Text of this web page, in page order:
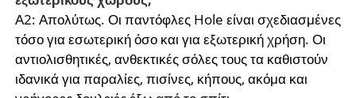
Α2: Απολύτως. Οι παντόφλες Hole είναι σχεδιασμένες
τόσο για εσωτερική όσο και για εξωτερική χρήση. Οι
αντιολισθητικές, ανθεκτικές σόλες τους τα καθιστούν
ιδανικά για παραλίες, πισίνες, κήπους, ακόμα και